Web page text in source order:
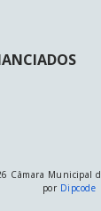
Câmara Municipal
por Dipcode